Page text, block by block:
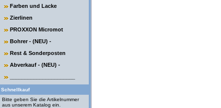
Farben und Lacke
Zierlinen
PROXXON Micromot
Bohrer - (NEU) -
Rest & Sonderposten
Abverkauf - (NEU) -
Schnellkauf
Bitte geben Sie die Artikelnummer
aus unserem Katalog ein.